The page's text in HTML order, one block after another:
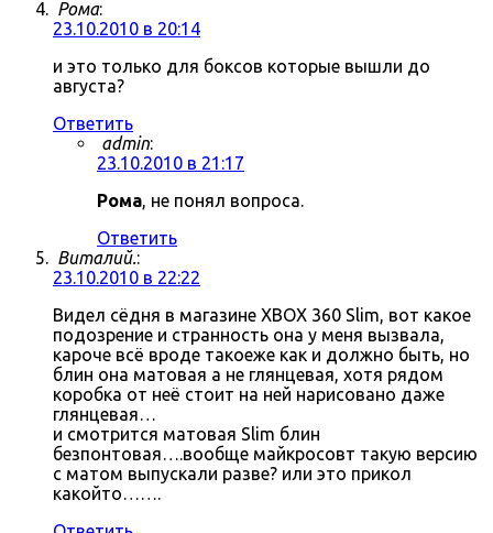
Рома:
23.10.2010 в 20:14
и это только для боксов которые вышли до
августа?
Ответить
admin:
23.10.2010 в 21:17
Рома, не понял вопроса.
Ответить
Виталий.:
23.10.2010 в 22:22
Видел сёдня в магазине XBOX 360 Slim, вот какое
подозрение и странность она у меня вызвала,
кароче всё вроде такоеже как и должно быть, но
блин она матовая а не глянцевая, хотя рядом
коробка от неё стоит на ней нарисовано даже
глянцевая…
и смотрится матовая Slim блин
безпонтовая….вообще майкросовт такую версию
с матом выпускали разве? или это прикол
какойто…….